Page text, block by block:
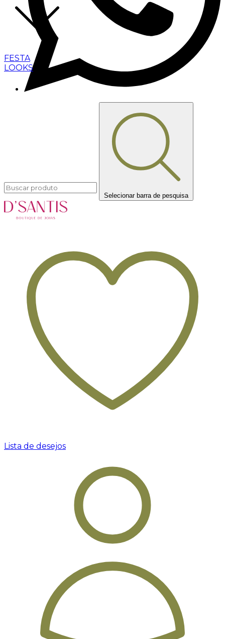
FESTA
LOOKS
Selecionar barra de pesquisa
Lista de desejos